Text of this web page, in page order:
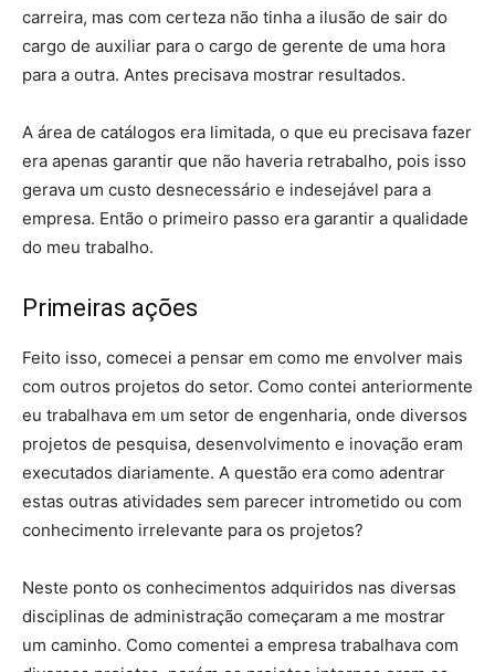
carreira, mas com certeza não tinha a ilusão de sair do
cargo de auxiliar para o cargo de gerente de uma hora
para a outra. Antes precisava mostrar resultados.
A área de catálogos era limitada, o que eu precisava fazer
era apenas garantir que não haveria retrabalho, pois isso
gerava um custo desnecessário e indesejável para a
empresa. Então o primeiro passo era garantir a qualidade
do meu trabalho.
Primeiras ações
Feito isso, comecei a pensar em como me envolver mais
com outros projetos do setor. Como contei anteriormente
eu trabalhava em um setor de engenharia, onde diversos
projetos de pesquisa, desenvolvimento e inovação eram
executados diariamente. A questão era como adentrar
estas outras atividades sem parecer intrometido ou com
conhecimento irrelevante para os projetos?
Neste ponto os conhecimentos adquiridos nas diversas
disciplinas de administração começaram a me mostrar
um caminho. Como comentei a empresa trabalhava com